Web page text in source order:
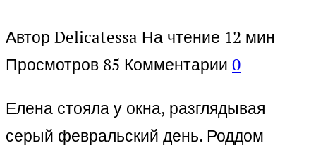
Автор Delicatessa На чтение 12 мин
Просмотров 85 Комментарии 0
Елена стояла у окна, разглядывая
серый февральский день. Роддом